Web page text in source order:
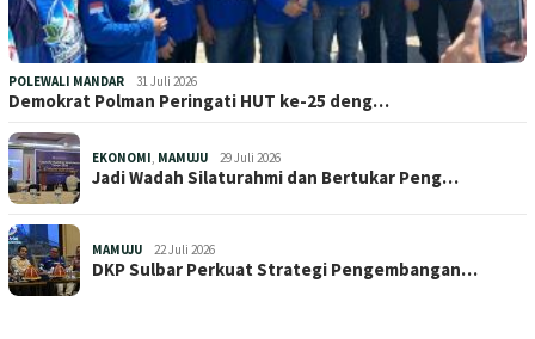
POLEWALI MANDAR 31 Juli 2026
Demokrat Polman Peringati HUT ke-25 deng…
EKONOMI, MAMUJU 29 Juli 2026
Jadi Wadah Silaturahmi dan Bertukar Peng…
MAMUJU 22 Juli 2026
DKP Sulbar Perkuat Strategi Pengembangan…